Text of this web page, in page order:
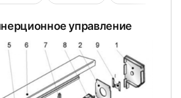
управление